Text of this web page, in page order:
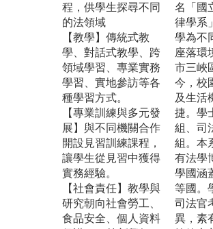
程，供學生探尋不同
的法領域
【教學】傳統式教
學、對話式教學、跨
領域學習、專業實務
學習、實地參訪等各
種學習方式。
【專業訓練與多元發
展】與不同機關合作
開設見習訓練課程，
讓學生從見習中獲得
實務經驗。
【社會責任】教學與
研究朝向社會勞工、
食品安全、個人資料
名「國
律學系
學為不
座落環
市三峽
今，校
及生活
捷。學
組、司
組。本
有法學
學國涵
等國。
司法官
異，素